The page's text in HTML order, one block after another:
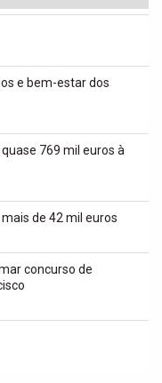
e bem-estar dos
769 mil euros à
de 42 mil euros
concurso de